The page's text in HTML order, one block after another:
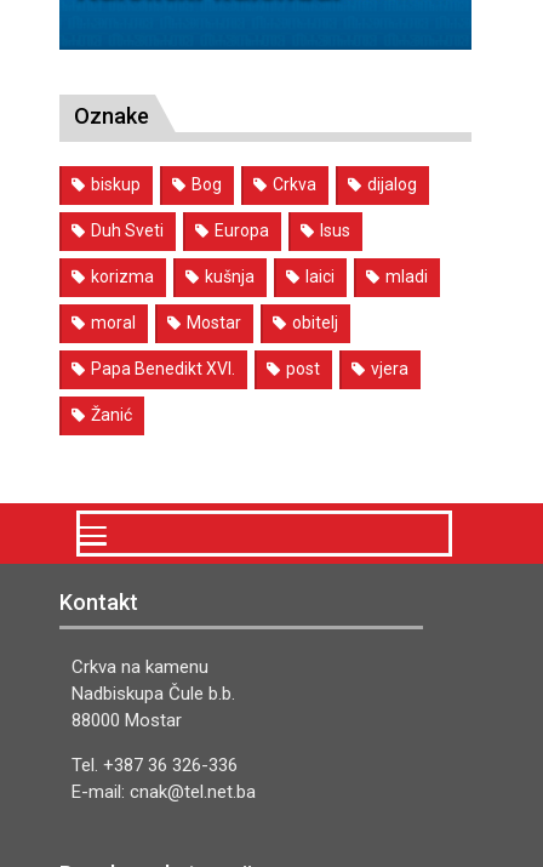
Oznake
biskup Bog Crkva dijalog
Duh Sveti Europa Isus
korizma kušnja laici mladi
moral Mostar obitelj
Papa Benedikt XVI. post vjera
Žanić
Kontakt
Crkva na kamenu
Nadbiskupa Čule b.b.
88000 Mostar
Tel. +387 36 326-336
E-mail: cnak@tel.net.ba